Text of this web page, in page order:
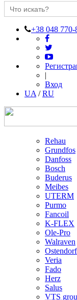
+38 048 770-
|
Вход
UA /RU
Rehau
Grundfos
Danfoss
Bosch
Buderus
Meibes
UTERM
Purmo
Fancoil
K-FLEX
Ole-Pro
Walraven
Ostendorf
Veria
Fado
Herz
Salus
VTS